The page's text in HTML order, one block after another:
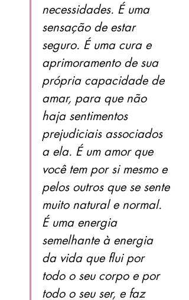
necessidades. É uma
sensação de estar
seguro. É uma cura e
aprimoramento de sua
própria capacidade de
amar, para que não
haja sentimentos
prejudiciais associados
a ela. É um amor que
você tem por si mesmo e
pelos outros que se sente
muito natural e normal.
É uma energia
semelhante à energia
da vida que flui por
todo o seu corpo e por
todo o seu ser, e faz